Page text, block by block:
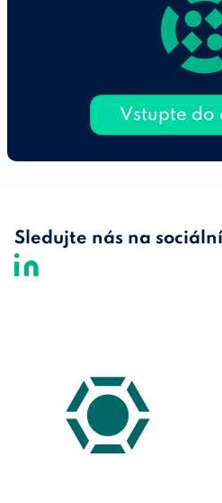
Vstupte do
Sledujte nás na